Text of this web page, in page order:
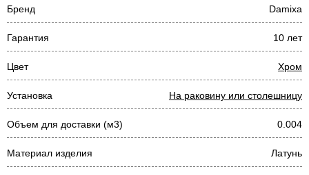
Бренд Damixa
Гарантия 10 лет
Цвет Хром
Установка На раковину или столешницу
Объем для доставки (м3) 0.004
Материал изделия Латунь